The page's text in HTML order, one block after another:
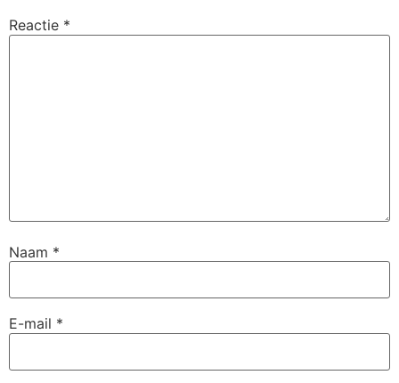
Reactie *
Naam *
E-mail *